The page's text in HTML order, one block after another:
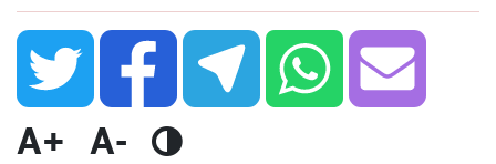
A+ A-